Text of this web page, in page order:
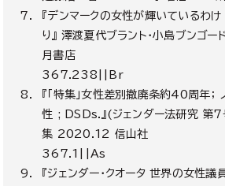
『デンマークの女性が輝いているわ
り』 澤渡夏代ブラント・小島ブンゴー
月書
367.238||Br
『「特集」女性差別撤廃条約40周年；
性 ; DSDs.』(ジェンダー法研究 第7
集 2020.12 信山
367.1||As
『ジェンダー・クオータ 世界の女性議